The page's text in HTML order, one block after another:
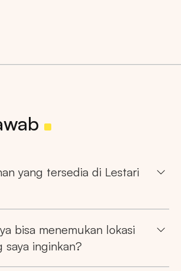
yang tersedia di Lestari
bisa menemukan lokasi
saya inginkan?